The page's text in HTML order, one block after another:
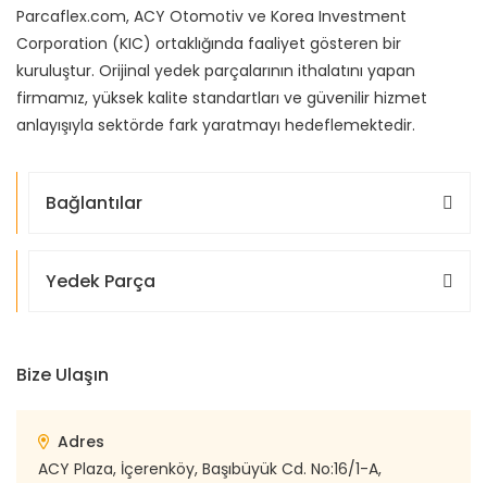
Parcaflex.com, ACY Otomotiv ve Korea Investment
Corporation (KIC) ortaklığında faaliyet gösteren bir
kuruluştur. Orijinal yedek parçalarının ithalatını yapan
firmamız, yüksek kalite standartları ve güvenilir hizmet
anlayışıyla sektörde fark yaratmayı hedeflemektedir.
Bağlantılar
Yedek Parça
Bize Ulaşın
Adres
ACY Plaza, İçerenköy, Başıbüyük Cd. No:16/1-A,